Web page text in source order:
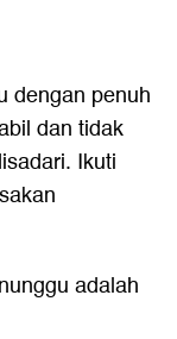
dengan penuh
dan tidak
Ikuti
adalah